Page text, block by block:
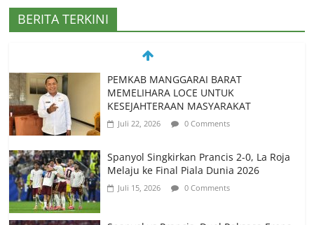
BERITA TERKINI
Spanyol Singkirkan Prancis 2-0, La Roja
Melaju ke Final Piala Dunia 2026
Juli 15, 2026 0 Comments
Perebutkan Tiket Final Piala Dunia 2026